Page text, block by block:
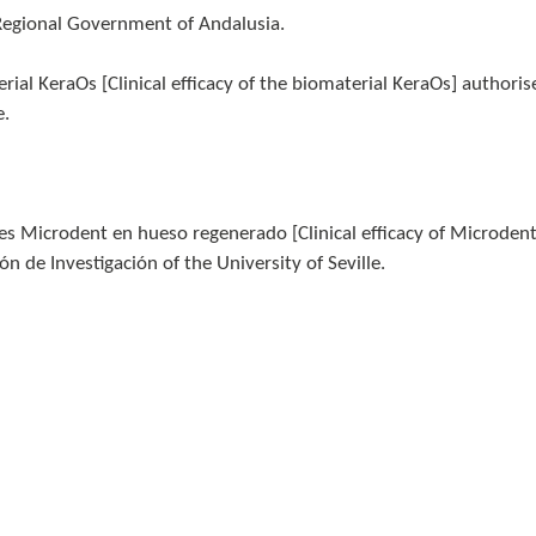
Government of Andalusia.
KeraOs [Clinical efficacy of the biomaterial KeraOs]
Microdent en hueso regenerado [Clinical efficacy of Microdent
de Investigación of the University of Seville.